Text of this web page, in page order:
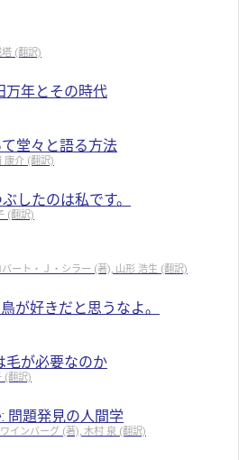
(翻訳)
万年とその時代
堂々と語る方法
康介 (翻訳)
したのは私です。
(翻訳)
ート・Ｊ・シラー (著), 山形 浩生 (翻訳)
が好きだと思うなよ。
毛が必要なのか
(翻訳)
問題発見の人間学
インバーグ (著), 木村 泉 (翻訳)